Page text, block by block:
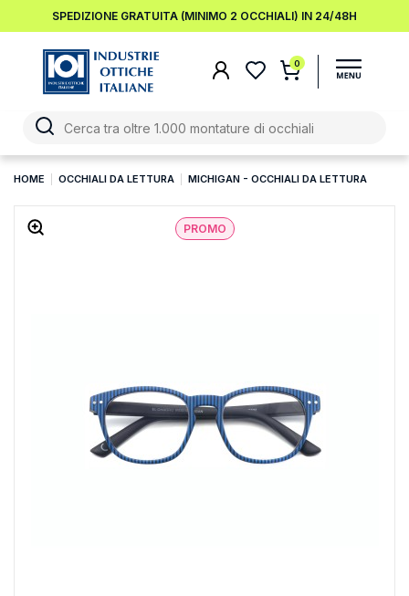
SPEDIZIONE GRATUITA (MINIMO 2 OCCHIALI) IN 24/48H
0
HOME OCCHIALI DA LETTURA MICHIGAN - OCCHIALI DA LETTURA
PROMO